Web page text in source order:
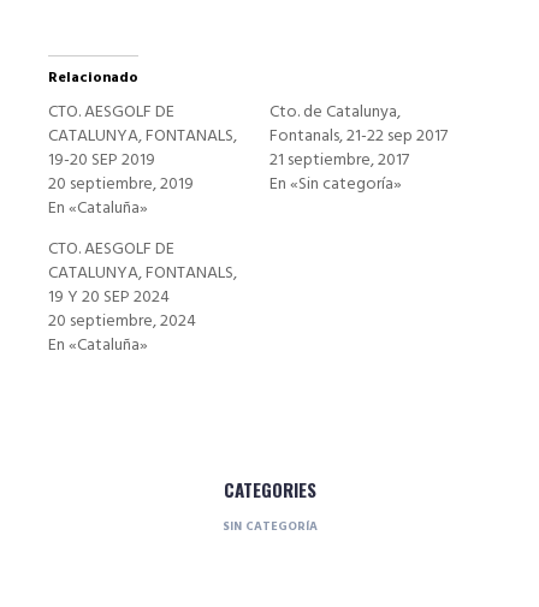
Relacionado
CTO. AESGOLF DE
CATALUNYA, FONTANALS,
19-20 SEP 2019
20 septiembre, 2019
En «Cataluña»
Cto. de Catalunya,
Fontanals, 21-22 sep 2017
21 septiembre, 2017
En «Sin categoría»
CTO. AESGOLF DE
CATALUNYA, FONTANALS,
19 Y 20 SEP 2024
20 septiembre, 2024
En «Cataluña»
CATEGORIES
SIN CATEGORÍA